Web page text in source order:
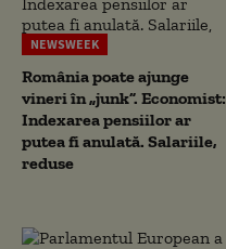
NEWSWEEK
România poate ajunge
vineri în „junk”. Economist:
Indexarea pensiilor ar
putea fi anulată. Salariile,
reduse